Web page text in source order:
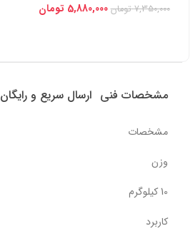
7,350,000 تومان 5,880,000 تومان
مشخصات فنی ارسال سریع و رایگان
مشخصات
وزن
10 کیلوگرم
کاربرد